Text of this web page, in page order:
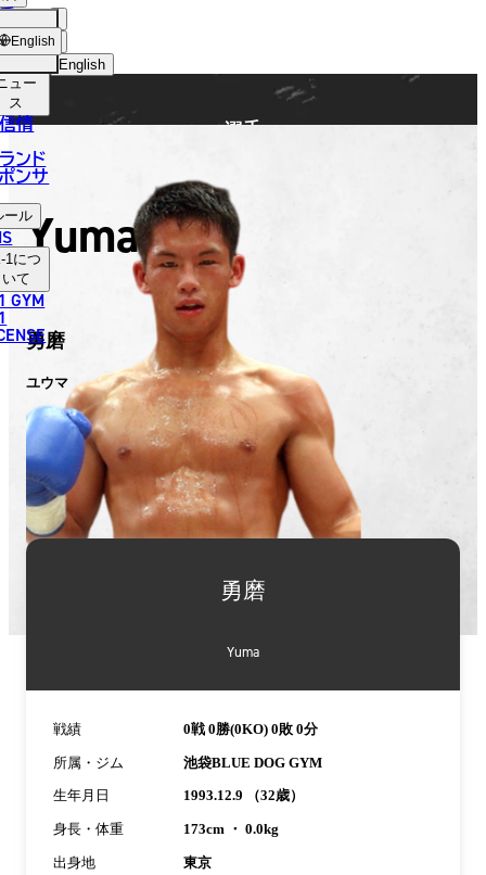
English
中文（简体）
中文（繁體）
ไทย
العربية
ョッ
プ
ュー
ス
情
ンド
ンサ
ール
1につ
いて
GYM
English
選手
Yuma
勇磨
ユウマ
勇磨
Yuma
戦績 0戦 0勝(0KO) 0敗 0分
所属・ジム 池袋BLUE DOG GYM
生年月日 1993.12.9 （32歳）
身長・体重 173cm ・ 0.0kg
出身地 東京